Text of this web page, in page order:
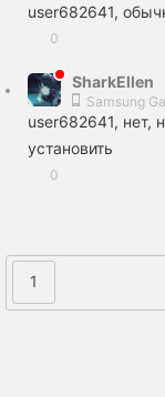
user682641,
0
SharkEllen
Samsung
user682641, нет,
установить
0
1